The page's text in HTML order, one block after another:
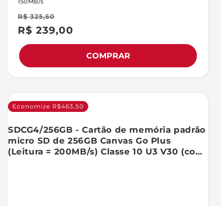
Preço
promocional
R$ 239,00
Preço
normal
R$ 325,50
COMPRAR
Economize R$463,50
SDCG4/256GB - Cartão de memória padrão
micro SD de 256GB Canvas Go Plus
(Leitura = 200MB/s) Classe 10 U3 V30 (com